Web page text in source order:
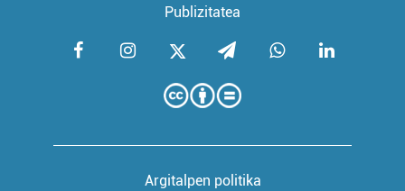
Publizitatea
Argitalpen politika